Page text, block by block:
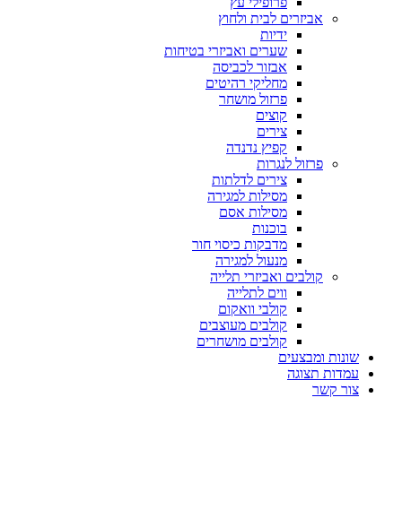
אביזרים לבית ולחוץ
ידיות
שערים ואביזרי בטיחות
אבזור לכביסה
מחליקי רהיטים
פרזול מושחר
קוצים
צירים
קפיץ נדנדה
פרזול לנגרות
צירים לדלתות
מסילות למגירה
מסילות אסם
בוכנות
מדבקות כיסוי חור
מנעול למגירה
קולבים ואביזרי תלייה
ווים לתלייה
קולבי וואקום
קולבים מעוצבים
קולבים מושחרים
שונות ומבצעים
עמדות תצוגה
צור קשר